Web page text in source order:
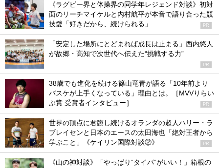
《ラグビー界と体操界の同学年レジェンド対談》初対
面のリーチマイケルと内村航平が本音で語り合った競
技愛「好きだから、続けられる」
PR
「安定した場所にとどまれば成長は止まる」西内悠人
が故郷・高知で次世代へ伝えた“挑戦する力”
PR
38歳でも進化を続ける篠山竜青が語る「10年前より
バスケが上手くなっている」理由とは。［MVVりらい
ぶ賞 受賞者インタビュー］
PR
世界の頂点に君臨し続けるオランダの超人ハリー・ラ
ブレイセンと日本のエースの太田海也「絶対王者から
学ぶこと」《ケイリン国際対談②》
PR
《山の神対談》「やっぱり“タイパ”がいい！」箱根の